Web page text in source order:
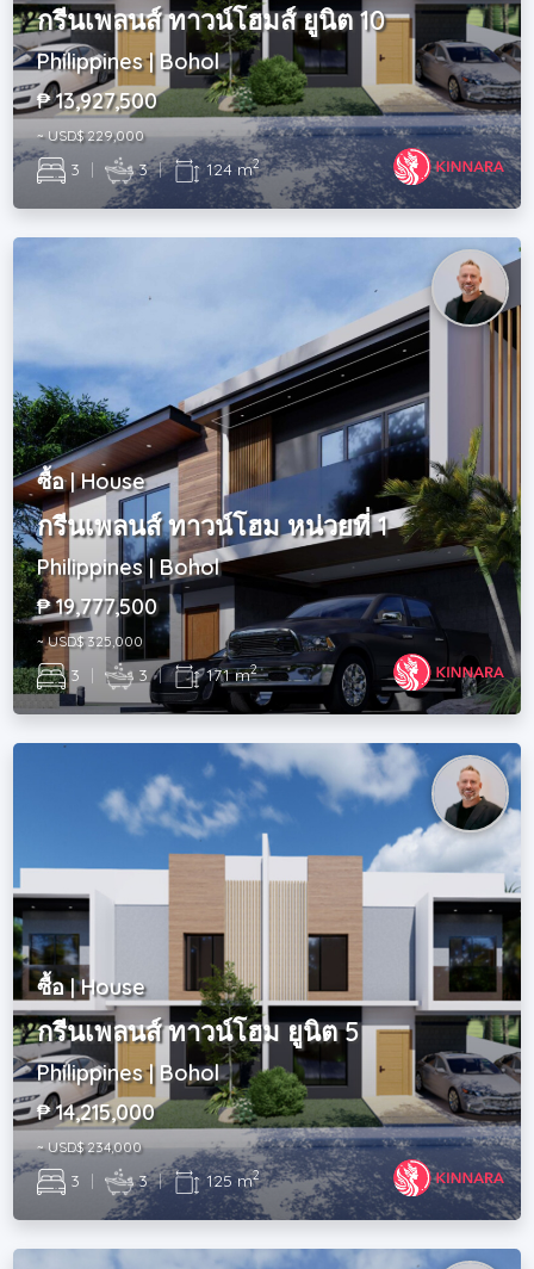
กรีนเพลนส์ ทาวน์โฮมส์ ยูนิต 10
Philippines | Bohol
₱ 13,927,500
~ USD$ 229,000
3 | 3 | 124 m2
ซื้อ | House
กรีนเพลนส์ ทาวน์โฮม หน่วยที่ 1
Philippines | Bohol
₱ 19,777,500
~ USD$ 325,000
3 | 3 | 171 m2
ซื้อ | House
กรีนเพลนส์ ทาวน์โฮม ยูนิต 5
Philippines | Bohol
₱ 14,215,000
~ USD$ 234,000
3 | 3 | 125 m2